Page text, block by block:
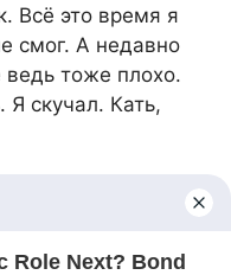
Всё это время я
смог. А недавно
ведь тоже плохо.
скучал. Кать,
даже